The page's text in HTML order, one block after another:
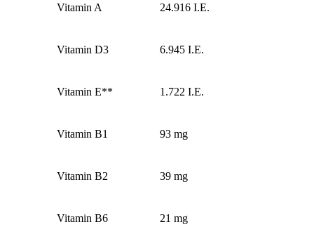
Vitamin A 24.916 I.E.
Vitamin D3 6.945 I.E.
Vitamin E** 1.722 I.E.
Vitamin B1 93 mg
Vitamin B2 39 mg
Vitamin B6 21 mg